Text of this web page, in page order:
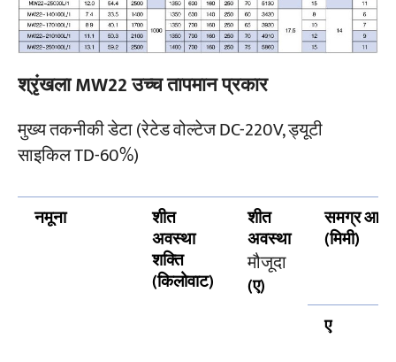
श्रृंखला MW22 उच्च तापमान प्रकार
मुख्य तकनीकी डेटा (रेटेड वोल्टेज DC-220V, ड्यूटी
साइकिल TD-60%)
नमूना शीत
अवस्था
शक्ति
(किलोवाट)
शीत
अवस्था
मौजूदा
(ए)
समग्र
(मिमी)
ए